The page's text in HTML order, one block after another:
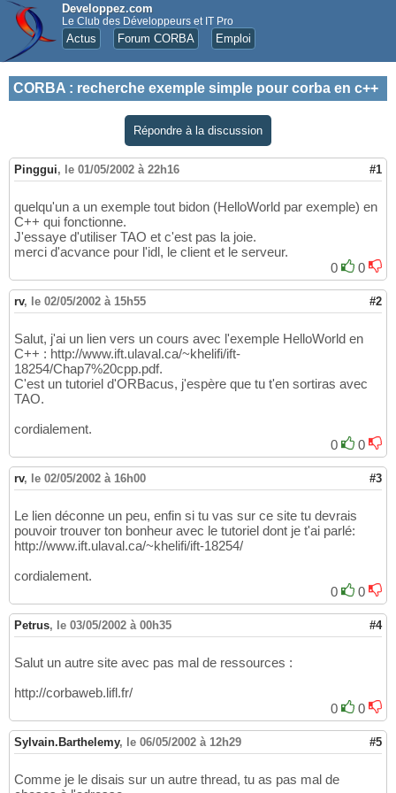
Developpez.com
Le Club des Développeurs et IT Pro
Actus Forum CORBA Emploi
CORBA : recherche exemple simple pour corba en c++
Répondre à la discussion
Pinggui, le 01/05/2002 à 22h16 #1
quelqu'un a un exemple tout bidon (HelloWorld par exemple) en
C++ qui fonctionne.
J'essaye d'utiliser TAO et c'est pas la joie.
merci d'acvance pour l'idl, le client et le serveur.
0
0
rv, le 02/05/2002 à 15h55 #2
Salut, j'ai un lien vers un cours avec l'exemple HelloWorld en
C++ : http://www.ift.ulaval.ca/~khelifi/ift-
18254/Chap7%20cpp.pdf.
C'est un tutoriel d'ORBacus, j'espère que tu t'en sortiras avec
TAO.
cordialement.
0
0
rv, le 02/05/2002 à 16h00 #3
Le lien déconne un peu, enfin si tu vas sur ce site tu devrais
pouvoir trouver ton bonheur avec le tutoriel dont je t'ai parlé:
http://www.ift.ulaval.ca/~khelifi/ift-18254/
cordialement.
0
0
Petrus, le 03/05/2002 à 00h35 #4
Salut un autre site avec pas mal de ressources :
http://corbaweb.lifl.fr/
0
0
Sylvain.Barthelemy, le 06/05/2002 à 12h29 #5
Comme je le disais sur un autre thread, tu as pas mal de